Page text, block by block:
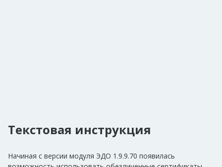
Текстовая инструкция
Начиная с версии модуля ЭДО 1.9.9.70 появилась